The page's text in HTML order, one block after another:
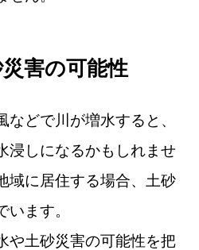
害の可能性
などで川が増水すると、
浸しになるかもしれませ
域に居住する場合、土砂
います。
や土砂災害の可能性を把